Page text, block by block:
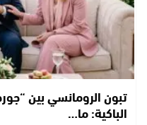
تبون الرومانسي بين
الباكية: ما…